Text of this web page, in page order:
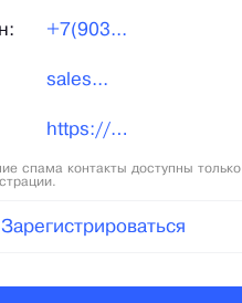
+7(903...
sales...
https://aztec-climber.ru/
спама контакты доступны только
Зарегистрироваться